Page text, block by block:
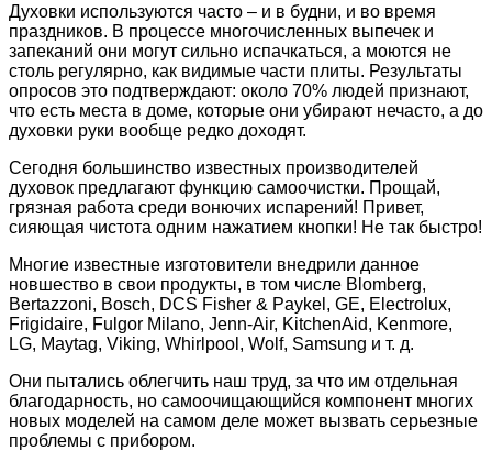
Духовки используются часто – и в будни, и во время
праздников. В процессе многочисленных выпечек и
запеканий они могут сильно испачкаться, а моются не
столь регулярно, как видимые части плиты. Результаты
опросов это подтверждают: около 70% людей признают,
что есть места в доме, которые они убирают нечасто, а до
духовки руки вообще редко доходят.
Сегодня большинство известных производителей
духовок предлагают функцию самоочистки. Прощай,
грязная работа среди вонючих испарений! Привет,
сияющая чистота одним нажатием кнопки! Не так быстро!
Многие известные изготовители внедрили данное
новшество в свои продукты, в том числе Blomberg,
Bertazzoni, Bosch, DCS Fisher & Paykel, GE, Electrolux,
Frigidaire, Fulgor Milano, Jenn-Air, KitchenAid, Kenmore,
LG, Maytag, Viking, Whirlpool, Wolf, Samsung и т. д.
Они пытались облегчить наш труд, за что им отдельная
благодарность, но самоочищающийся компонент многих
новых моделей на самом деле может вызвать серьезные
проблемы с прибором.